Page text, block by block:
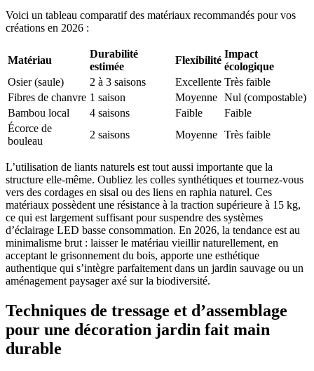
Voici un tableau comparatif des matériaux recommandés pour vos
créations en 2026 :
Matériau
Durabilité
estimée
Flexibilité
Impact
écologique
Osier (saule)
2 à 3 saisons Excellente Très faible
Fibres de chanvre 1 saison Moyenne Nul (compostable)
Bambou local
4 saisons Faible
Faible
Écorce de
bouleau
2 saisons Moyenne Très faible
L’utilisation de liants naturels est tout aussi importante que la
structure elle-même. Oubliez les colles synthétiques et tournez-vous
vers des cordages en sisal ou des liens en raphia naturel. Ces
matériaux possèdent une résistance à la traction supérieure à 15 kg,
ce qui est largement suffisant pour suspendre des systèmes
d’éclairage LED basse consommation. En 2026, la tendance est au
minimalisme brut : laisser le matériau vieillir naturellement, en
acceptant le grisonnement du bois, apporte une esthétique
authentique qui s’intègre parfaitement dans un jardin sauvage ou un
aménagement paysager axé sur la biodiversité.
Techniques de tressage et d’assemblage
pour une décoration jardin fait main
durable